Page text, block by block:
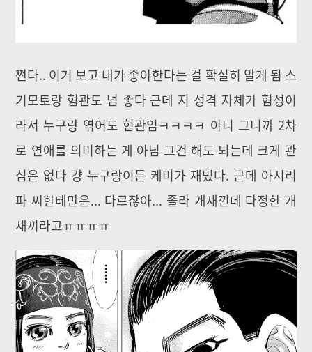
쩐다.. 이거 보고 내가 좋아한다는 걸 확실히 알게 됨 스
기모토랑 혐관도 넘 좋다 근데 지 성격 자체가 혐성이
라서 누구랑 엮어도 혐관임ㅋㅋㅋㅋ 아니 그니까 2차
로 연애를 의미하는 게 아님 그건 해도 되는데 크게 관
심은 없다 걍 누구랑이든 케미가 재밌다. 근데 아시리
파 씨한테만은... 다르잖아... 졸라 개새낀데 다정한 개
새끼라고ㅠㅠㅠㅠ